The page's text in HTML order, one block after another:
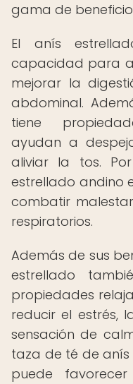
gama de
El anís
capacidad para
mejorar la
abdominal.
tiene
ayudan a
aliviar la tos.
estrellado andino
combatir
respiratorios.
Además de sus
estrellado
propiedades
reducir el estrés,
sensación de
taza de té de
puede